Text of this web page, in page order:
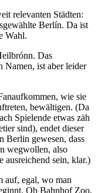
relevanten Städten:
Berlín. Da ist
Wahl.
Das
Namen, ist aber leider
wie sie
bewältigen. (Da
Spielende etwas zäh
sind), endet dieser
Berlin gewesen, dass
wegwollen, also
ausreichend sein, klar.)
auf, egal, wo man
Ob Bahnhof Zoo,